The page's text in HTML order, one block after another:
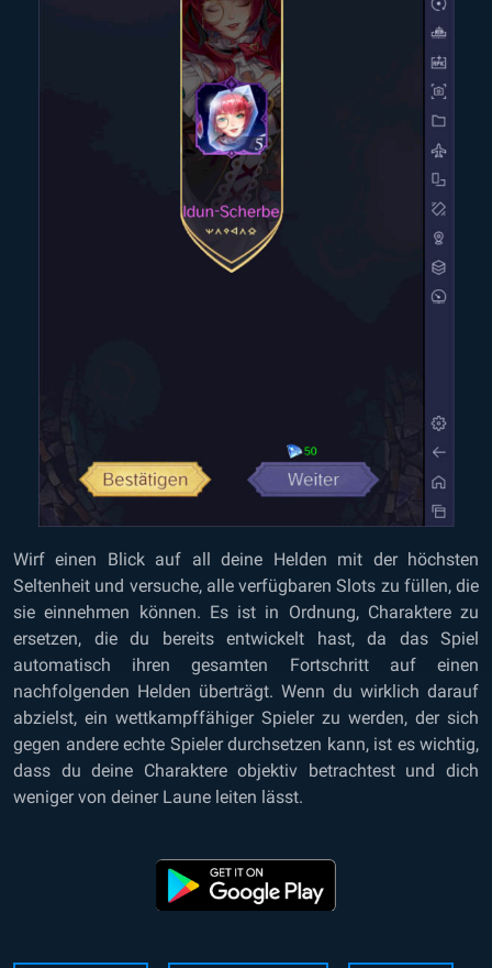
Wirf einen Blick auf all deine Helden mit der höchsten
Seltenheit und versuche, alle verfügbaren Slots zu füllen, die
sie einnehmen können. Es ist in Ordnung, Charaktere zu
ersetzen, die du bereits entwickelt hast, da das Spiel
automatisch ihren gesamten Fortschritt auf einen
nachfolgenden Helden überträgt. Wenn du wirklich darauf
abzielst, ein wettkampffähiger Spieler zu werden, der sich
gegen andere echte Spieler durchsetzen kann, ist es wichtig,
dass du deine Charaktere objektiv betrachtest und dich
weniger von deiner Laune leiten lässt.